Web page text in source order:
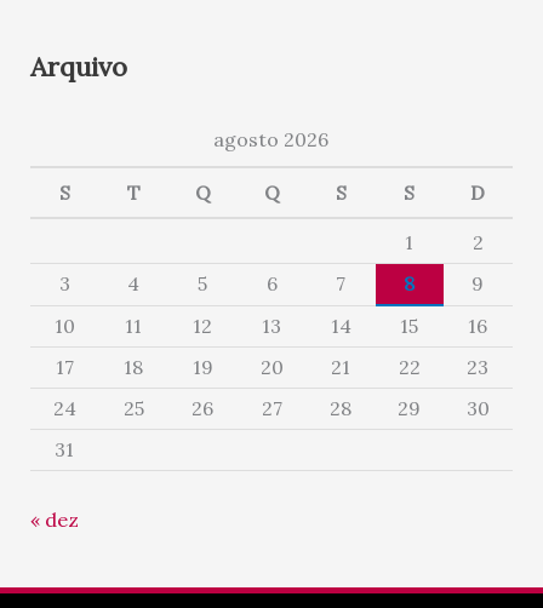
Arquivo
agosto 2026
S T Q Q S S D
1
2
3
4 5 6 7 8
9
10
11 12 13 14 15
16
17
18 19 20 21 22
23
24
25 26 27 28 29
30
31
« dez